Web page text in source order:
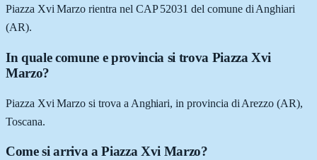
Piazza Xvi Marzo rientra nel CAP 52031 del comune di Anghiari
(AR).
In quale comune e provincia si trova Piazza Xvi
Marzo?
Piazza Xvi Marzo si trova a Anghiari, in provincia di Arezzo (AR),
Toscana.
Come si arriva a Piazza Xvi Marzo?